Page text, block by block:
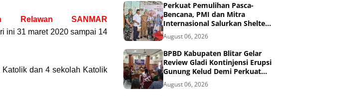
Relawan SANMAR
ini 31 maret 2020 sampai 14
Katolik dan 4 sekolah Katolik
Perkuat Pemulihan Pasca-
Bencana, PMI dan Mitra
Internasional Salurkan Shelter
Toolkit untuk 1.200 Keluarga di
Aceh Utara
August 06, 2026
BPBD Kabupaten Blitar Gelar
Review Gladi Kontinjensi Erupsi
Gunung Kelud Demi Perkuat
Mitigasi Bencana
August 06, 2026